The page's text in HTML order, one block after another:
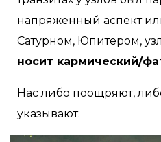
напряженный аспект
Сатурном, Юпитером,
носит кармический/
Нас либо поощряют,
указывают.